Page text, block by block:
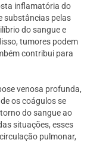
inflamatória do
substâncias pelas
do sangue e
tumores podem
contribui para
venosa profunda,
os coágulos se
do sangue ao
situações, esses
pulmonar,